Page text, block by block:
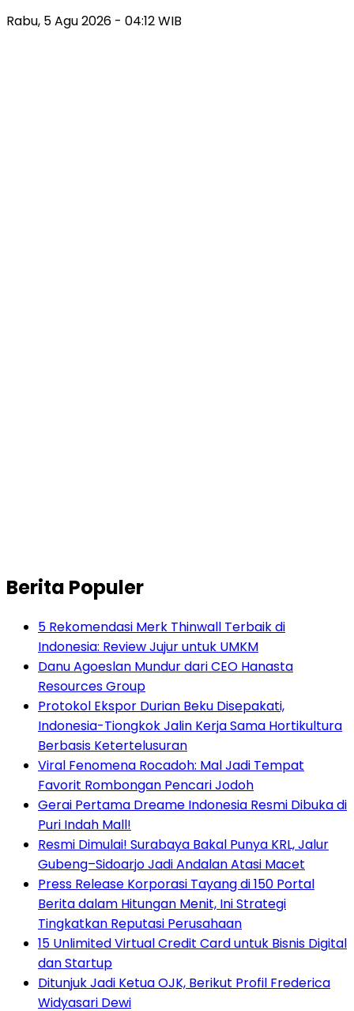
Rabu, 5 Agu 2026 - 04:12 WIB
Berita Populer
5 Rekomendasi Merk Thinwall Terbaik di
Indonesia: Review Jujur untuk UMKM
Danu Agoeslan Mundur dari CEO Hanasta
Resources Group
Protokol Ekspor Durian Beku Disepakati,
Indonesia-Tiongkok Jalin Kerja Sama Hortikultura
Berbasis Ketertelusuran
Viral Fenomena Rocadoh: Mal Jadi Tempat
Favorit Rombongan Pencari Jodoh
Gerai Pertama Dreame Indonesia Resmi Dibuka di
Puri Indah Mall!
Resmi Dimulai! Surabaya Bakal Punya KRL, Jalur
Gubeng–Sidoarjo Jadi Andalan Atasi Macet
Press Release Korporasi Tayang di 150 Portal
Berita dalam Hitungan Menit, Ini Strategi
Tingkatkan Reputasi Perusahaan
15 Unlimited Virtual Credit Card untuk Bisnis Digital
dan Startup
Ditunjuk Jadi Ketua OJK, Berikut Profil Frederica
Widyasari Dewi